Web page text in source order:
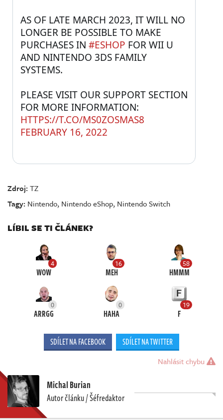
AS OF LATE MARCH 2023, IT WILL NO
LONGER BE POSSIBLE TO MAKE
PURCHASES IN #ESHOP FOR WII U
AND NINTENDO 3DS FAMILY
SYSTEMS.
PLEASE VISIT OUR SUPPORT SECTION
HTTPS://T.CO/MS0ZOSMAS8
FEBRUARY 16, 2022
Zdroj:TZ
Tagy: Nintendo, Nintendo eShop, Nintendo Switch
LÍBIL SE TI ČLÁNEK?
4
WOW
16
MEH
58
HMMM
0
ARRGG
0
HAHA
19
F
SDÍLET NA FACEBOOK SDÍLET NA TWITTER
Nahlásit chybu
Michal Burian
Autor článku / Šéfredaktor